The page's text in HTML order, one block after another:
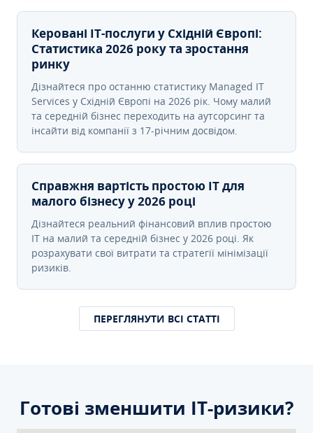
Керовані ІТ-послуги у Східній Європі:
Статистика 2026 року та зростання
ринку
Дізнайтеся про останню статистику Managed IT
Services у Східній Європі на 2026 рік. Чому малий
та середній бізнес переходить на аутсорсинг та
інсайти від компанії з 17-річним досвідом.
Справжня вартість простою IT для
малого бізнесу у 2026 році
Дізнайтеся реальний фінансовий вплив простою
IT на малий та середній бізнес у 2026 році. Як
розрахувати свої витрати та стратегії мінімізації
ризиків.
ПЕРЕГЛЯНУТИ ВСІ СТАТТІ
Готові зменшити ІТ-ризики?